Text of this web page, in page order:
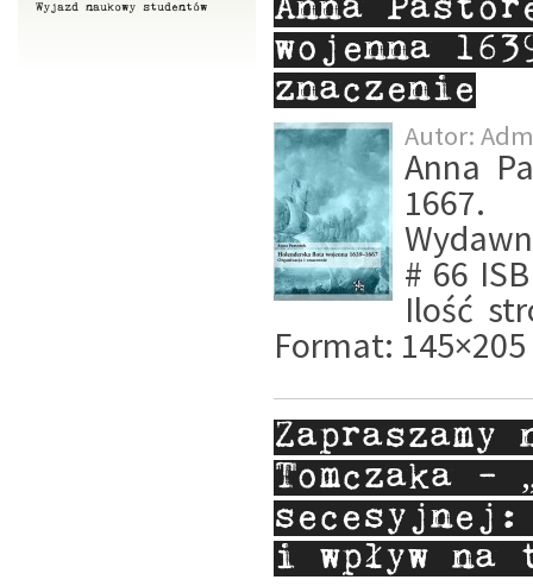
Wyjazd naukowy studentów
Anna
wojenna
znaczenie
Autor:
Anna
1667.
# 66
Ilość
Format:
Tomczaka
secesyjnej:
i wpływ na